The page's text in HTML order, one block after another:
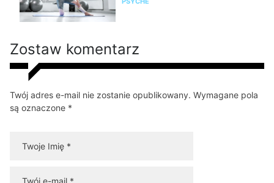
Zostaw komentarz
Twój adres e-mail nie zostanie opublikowany. Wymagane pola
są oznaczone *